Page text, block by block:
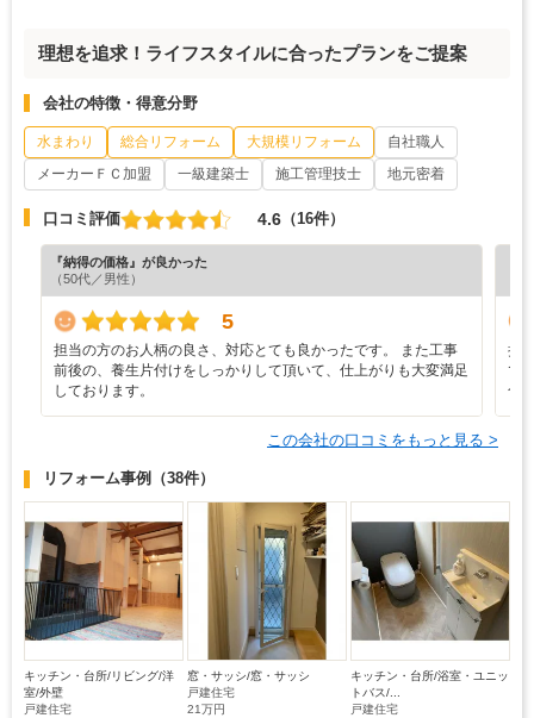
理想を追求！ライフスタイルに合ったプランをご提案
会社の特徴・得意分野
水まわり 総合リフォーム 大規模リフォーム
自社職人
メーカーＦＣ加盟
一級建築士 施工管理技士 地元密着
口コミ評価 4.6 （16件）
『納得の価格』が良かった
（50代／男性）
5
担当の方のお人柄の良さ、対応とても良かったです。 また工事
前後の、養生片付けをしっかりして頂いて、仕上がりも大変満足
しております。
担
で
合
この会社の口コミをもっと見る >
リフォーム事例 （38件）
キッチン・台所/リビング/洋
室/外壁
戸建住宅
窓・サッシ/窓・サッシ
戸建住宅
21万円
キッチン・台所/浴室・ユニッ
トバス/...
戸建住宅